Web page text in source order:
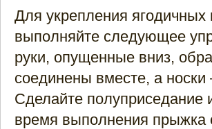
Для укрепления
выполняйте следующее
руки, опущенные вниз,
соединены вместе, а
Сделайте полуприседание
время выполнения прыжка